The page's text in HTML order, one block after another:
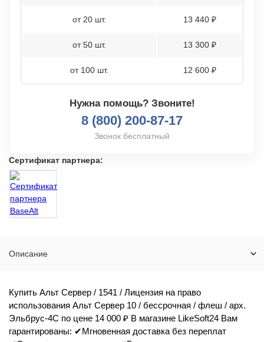
от 20 шт. 13 440 ₽
от 50 шт. 13 300 ₽
от 100 шт. 12 600 ₽
Нужна помощь? Звоните!
8 (800) 200-87-17
Звонок бесплатный
Сертификат партнера:
Описание
Купить Альт Сервер / 1541 / Лицензия на право
использования Альт Сервер 10 / бессрочная / флеш / арх.
Эльбрус-4С по цене 14 000 ₽ В магазине LikeSoft24 Вам
гарантированы: ✔Мгновенная доставка без переплат